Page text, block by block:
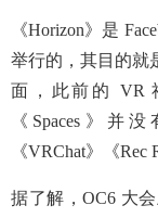
《Horizon》是
举行的，其目的就
面，此前的 VR
《Spaces》并
《VRChat》《Rec
据了解，OC6 大